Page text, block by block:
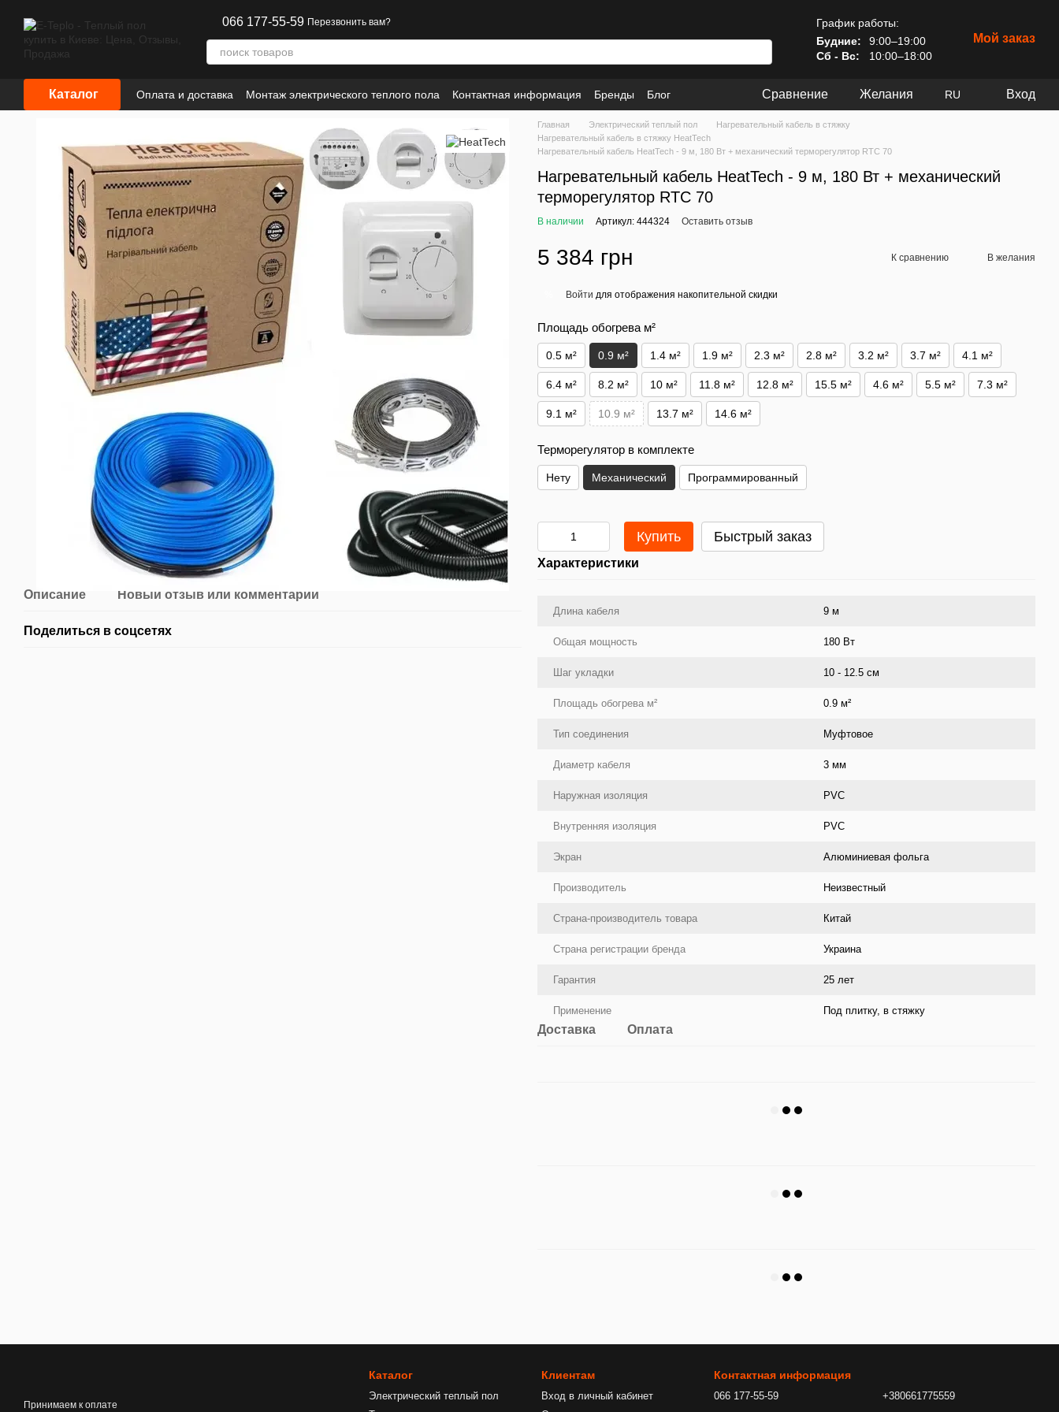
066 177-55-59 Перезвонить вам?
График работы:
Будние:
9:00–19:00
Сб - Вс:
10:00–18:00
Мой заказ
Каталог Оплата и доставка Монтаж электрического теплого пола Контактная информация Бренды
Блог
Сотрудничество
Информация
Сравнение Желания RU Вход
Описание Новый отзыв или комментарий
Поделиться в соцсетях
Главная Электрический теплый пол
Нагревательный кабель в стяжку
Нагревательный кабель в стяжку HeatTech
Нагревательный кабель HeatTech - 9 м, 180 Вт + механический терморегулятор RTC 70
Нагревательный кабель HeatTech - 9 м, 180 Вт + механический
терморегулятор RTC 70
В наличии Артикул: 444324 Оставить отзыв
5 384 грн К сравнению В желания
Войти для отображения накопительной скидки
Площадь обогрева м²
0.5 м² 0.9 м² 1.4 м² 1.9 м² 2.3 м² 2.8 м² 3.2 м² 3.7 м² 4.1 м²
6.4 м² 8.2 м² 10 м² 11.8 м² 12.8 м² 15.5 м² 4.6 м² 5.5 м² 7.3 м²
9.1 м² 10.9 м² 13.7 м² 14.6 м²
Терморегулятор в комплекте
Нету Механический Программированный
Купить Быстрый заказ
Характеристики
Длина кабеля 9 м
Общая мощность 180 Вт
Шаг укладки 10 - 12.5 см
Площадь обогрева м² 0.9 м²
Тип соединения Муфтовое
Диаметр кабеля 3 мм
Наружная изоляция PVС
Внутренняя изоляция PVC
Экран Алюминиевая фольга
Производитель Неизвестный
Страна-производитель товара Китай
Страна регистрации бренда Украина
Гарантия 25 лет
Применение Под плитку, в стяжку
Доставка Оплата
Принимаем к оплате
Каталог
Электрический теплый пол
Клиентам
Вход в личный кабинет
Контактная информация
066 177-55-59
+380661775559